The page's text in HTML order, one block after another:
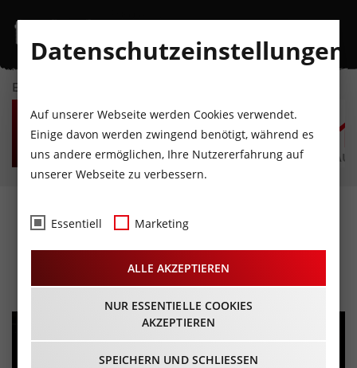
EVENTKALENDER
SA
8
AUGUST
SO
9
AUGUST
MO
10
AUGUST
DI
11
AUGUST
MI
12
AUGUST
Jugend- & Kinder
Opernworkshop
17.07.2026 - Beginn 14:00 Uhr
Datenschutzeinstellungen
Auf unserer Webseite werden Cookies verwendet.
Einige davon werden zwingend benötigt, während es
uns andere ermöglichen, Ihre Nutzererfahrung auf
unserer Webseite zu verbessern.
Essentiell Marketing
ALLE AKZEPTIEREN
NUR ESSENTIELLE COOKIES
AKZEPTIEREN
SPEICHERN UND SCHLIESSEN